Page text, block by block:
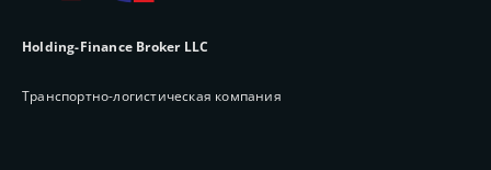
Holding-Finance Broker LLC
Транспортно-логистическая компания